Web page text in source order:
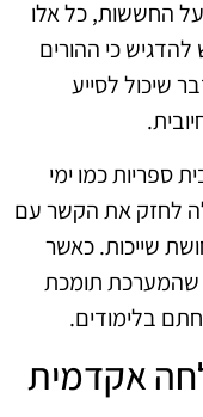
על החששות, כל אלו
כי ההורים
שיכול לסייע
ספריות כמו ימי
לחזק את הקשר עם
שייכות. כאשר
שהמערכת תומכת
בלימודים.
אקדמית